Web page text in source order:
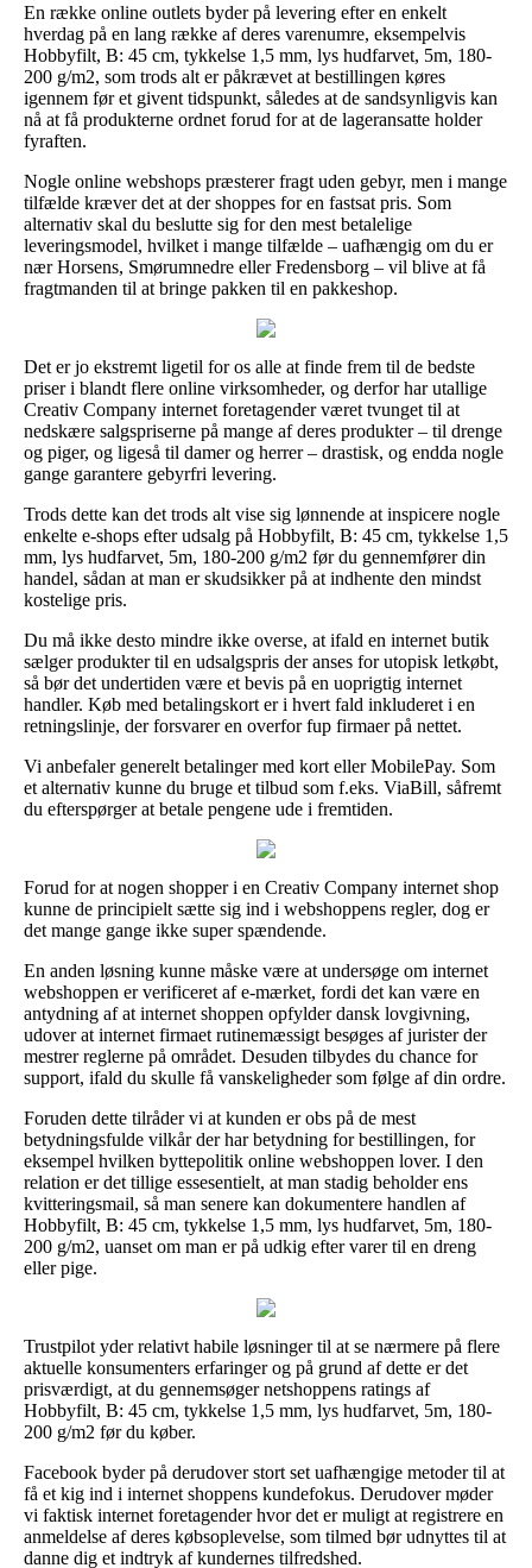
En række online outlets byder på levering efter en enkelt
hverdag på en lang række af deres varenumre, eksempelvis
Hobbyfilt, B: 45 cm, tykkelse 1,5 mm, lys hudfarvet, 5m, 180-
200 g/m2, som trods alt er påkrævet at bestillingen køres
igennem før et givent tidspunkt, således at de sandsynligvis kan
nå at få produkterne ordnet forud for at de lageransatte holder
fyraften.
Nogle online webshops præsterer fragt uden gebyr, men i mange
tilfælde kræver det at der shoppes for en fastsat pris. Som
alternativ skal du beslutte sig for den mest betalelige
leveringsmodel, hvilket i mange tilfælde – uafhængig om du er
nær Horsens, Smørumnedre eller Fredensborg – vil blive at få
fragtmanden til at bringe pakken til en pakkeshop.
Det er jo ekstremt ligetil for os alle at finde frem til de bedste
priser i blandt flere online virksomheder, og derfor har utallige
Creativ Company internet foretagender været tvunget til at
nedskære salgspriserne på mange af deres produkter – til drenge
og piger, og ligeså til damer og herrer – drastisk, og endda nogle
gange garantere gebyrfri levering.
Trods dette kan det trods alt vise sig lønnende at inspicere nogle
enkelte e-shops efter udsalg på Hobbyfilt, B: 45 cm, tykkelse 1,5
mm, lys hudfarvet, 5m, 180-200 g/m2 før du gennemfører din
handel, sådan at man er skudsikker på at indhente den mindst
kostelige pris.
Du må ikke desto mindre ikke overse, at ifald en internet butik
sælger produkter til en udsalgspris der anses for utopisk letkøbt,
så bør det undertiden være et bevis på en uoprigtig internet
handler. Køb med betalingskort er i hvert fald inkluderet i en
retningslinje, der forsvarer en overfor fup firmaer på nettet.
Vi anbefaler generelt betalinger med kort eller MobilePay. Som
et alternativ kunne du bruge et tilbud som f.eks. ViaBill, såfremt
du efterspørger at betale pengene ude i fremtiden.
Forud for at nogen shopper i en Creativ Company internet shop
kunne de principielt sætte sig ind i webshoppens regler, dog er
det mange gange ikke super spændende.
En anden løsning kunne måske være at undersøge om internet
webshoppen er verificeret af e-mærket, fordi det kan være en
antydning af at internet shoppen opfylder dansk lovgivning,
udover at internet firmaet rutinemæssigt besøges af jurister der
mestrer reglerne på området. Desuden tilbydes du chance for
support, ifald du skulle få vanskeligheder som følge af din ordre.
Foruden dette tilråder vi at kunden er obs på de mest
betydningsfulde vilkår der har betydning for bestillingen, for
eksempel hvilken byttepolitik online webshoppen lover. I den
relation er det tillige essesentielt, at man stadig beholder ens
kvitteringsmail, så man senere kan dokumentere handlen af
Hobbyfilt, B: 45 cm, tykkelse 1,5 mm, lys hudfarvet, 5m, 180-
200 g/m2, uanset om man er på udkig efter varer til en dreng
eller pige.
Trustpilot yder relativt habile løsninger til at se nærmere på flere
aktuelle konsumenters erfaringer og på grund af dette er det
prisværdigt, at du gennemsøger netshoppens ratings af
Hobbyfilt, B: 45 cm, tykkelse 1,5 mm, lys hudfarvet, 5m, 180-
200 g/m2 før du køber.
Facebook byder på derudover stort set uafhængige metoder til at
få et kig ind i internet shoppens kundefokus. Derudover møder
vi faktisk internet foretagender hvor det er muligt at registrere en
anmeldelse af deres købsoplevelse, som tilmed bør udnyttes til at
danne dig et indtryk af kundernes tilfredshed.